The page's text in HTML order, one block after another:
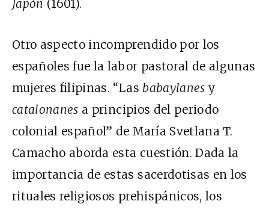
Japón (1601).
Otro aspecto incomprendido por los
españoles fue la labor pastoral de algunas
mujeres filipinas. “Las babaylanes y
catalonanes a principios del periodo
colonial español” de María Svetlana T.
Camacho aborda esta cuestión. Dada la
importancia de estas sacerdotisas en los
rituales religiosos prehispánicos, los